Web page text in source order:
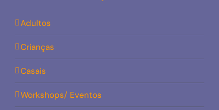
Adultos
Crianças
Casais
Workshops/ Eventos